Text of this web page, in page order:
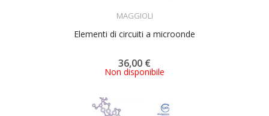
MAGGIOLI
Elementi di circuiti a microonde
36,00 €
Non disponibile